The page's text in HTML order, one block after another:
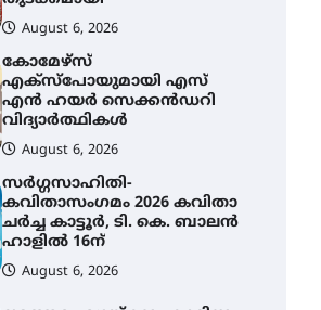
August 6, 2026
കോമേഴ്സ്
എക്സ്പോയുമായി എസ്
എൻ ഹയർ സെക്കൻഡറി
വിദ്യാർത്ഥികൾ
August 6, 2026
സർഗ്ഗസാഹിതി-
കവിതാസംഗമം 2026 കവിതാ
ചർച്ച കാട്ടൂർ, ടി. കെ. ബാലൻ
ഹാളിൽ 16ന്
August 6, 2026